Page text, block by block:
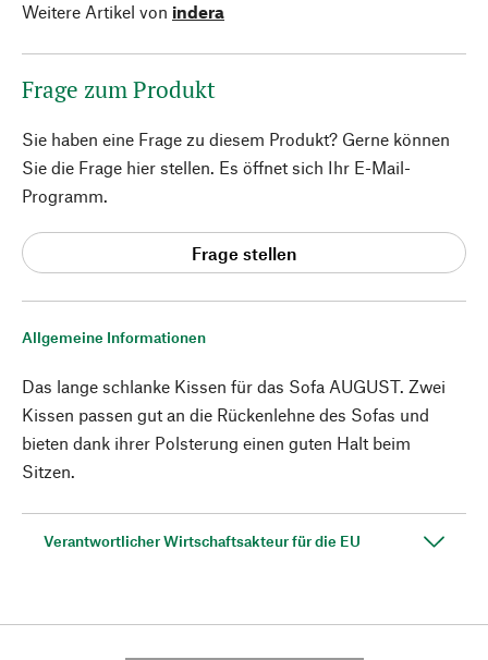
Allgemeine Informationen
Das lange schlanke Kissen für das Sofa AUGUST. Zwei
Kissen passen gut an die Rückenlehne des Sofas und
bieten dank ihrer Polsterung einen guten Halt beim
Sitzen.
Verantwortlicher Wirtschaftsakteur für die EU
Weitere Artikel von indera
Frage zum Produkt
Sie haben eine Frage zu diesem Produkt? Gerne können
Sie die Frage hier stellen. Es öffnet sich Ihr E-Mail-
Programm.
Frage stellen